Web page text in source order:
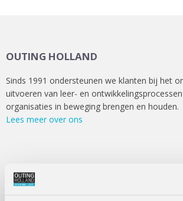
OUTING HOLLAND
Sinds 1991 ondersteunen we klanten bij het
uitvoeren van leer- en
organisaties in beweging brengen en houden.
Lees meer over ons